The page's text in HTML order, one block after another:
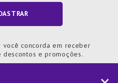
você concorda em receber
descontos e promoções.